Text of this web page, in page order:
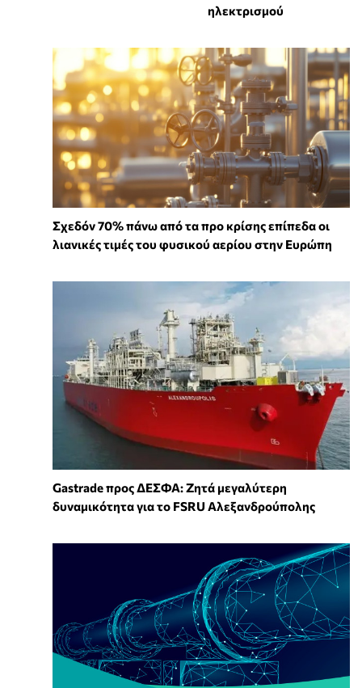
ηλεκτρισμού
Σχεδόν 70% πάνω από τα προ κρίσης επίπεδα οι
λιανικές τιμές του φυσικού αερίου στην Ευρώπη
Gastrade προς ΔΕΣΦΑ: Ζητά μεγαλύτερη
δυναμικότητα για το FSRU Αλεξανδρούπολης